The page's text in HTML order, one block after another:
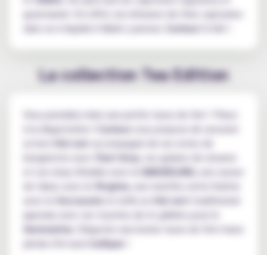
gourmands ! En effet, les infusions de thés capturées
dans un e-liquide il fallait y penser,
Curieux
La collection Tea Edition
Vous prendriez bien une petite tasse de thé ? Place
à la dégustation !
Curieux
thé noir
accompagné de ses notes de
bergamote avec l'
Earl Grey
, ses graines de sésame
et son sirop d'érable avec le
DARJEELING
Virginia
Ourzazate thé vert
japonais avec ses touches de riz grillées pour le
Genmaicha
. Déguster une bonne tasse de thé n'aura
ludique